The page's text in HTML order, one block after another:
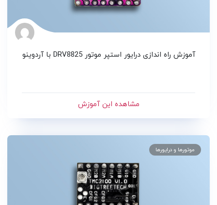
آموزش راه اندازی درایور استپر موتور DRV8825 با آردوینو
مشاهده این آموزش
موتورها و درایورها